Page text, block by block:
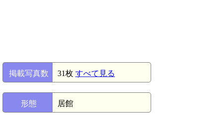
掲載写真数 31枚 すべて見る
形態 居館